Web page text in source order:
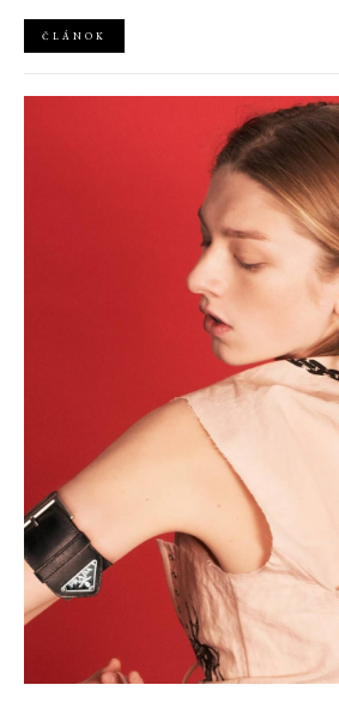
značky Moschino.
ČLÁNOK